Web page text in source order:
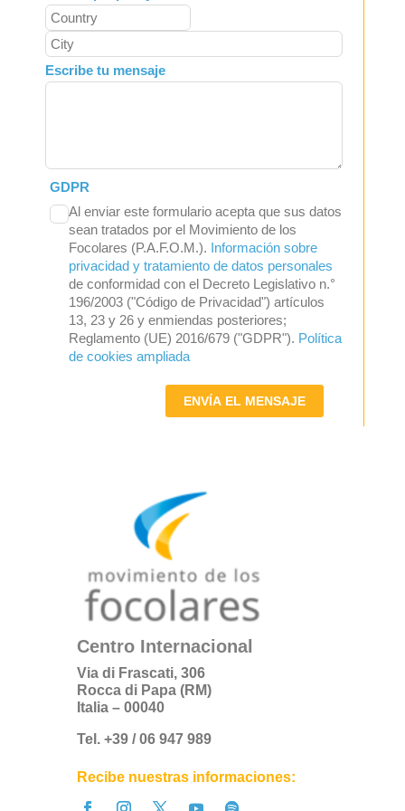
Escribe tu mensaje
GDPR
Al enviar este formulario acepta que sus datos
sean tratados por el Movimiento de los
Focolares (P.A.F.O.M.). Información sobre
privacidad y tratamiento de datos personales
de conformidad con el Decreto Legislativo n.°
196/2003 ("Código de Privacidad") artículos
13, 23 y 26 y enmiendas posteriores;
Reglamento (UE) 2016/679 ("GDPR"). Política
de cookies ampliada
ENVÍA EL MENSAJE
Centro Internacional
Via di Frascati, 306
Rocca di Papa (RM)
Italia – 00040
Tel. +39 / 06 947 989
Recibe nuestras informaciones: